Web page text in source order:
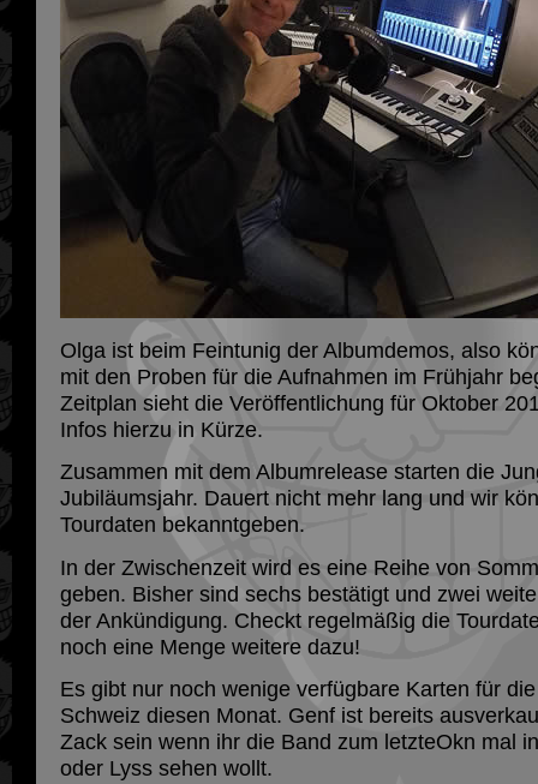
Olga ist beim Feintunig der Albumdemos, also
mit den Proben für die Aufnahmen im Frühjahr
Zeitplan sieht die Veröffentlichung für Oktober
Infos hierzu in Kürze.
Zusammen mit dem Albumrelease starten die
Jubiläumsjahr. Dauert nicht mehr lang und wir
Tourdaten bekanntgeben.
In der Zwischenzeit wird es eine Reihe von
geben. Bisher sind sechs bestätigt und zwei
der Ankündigung. Checkt regelmäßig die
noch eine Menge weitere dazu!
Es gibt nur noch wenige verfügbare Karten für
Schweiz diesen Monat. Genf ist bereits
Zack sein wenn ihr die Band zum letzteOkn mal
oder Lyss sehen wollt.